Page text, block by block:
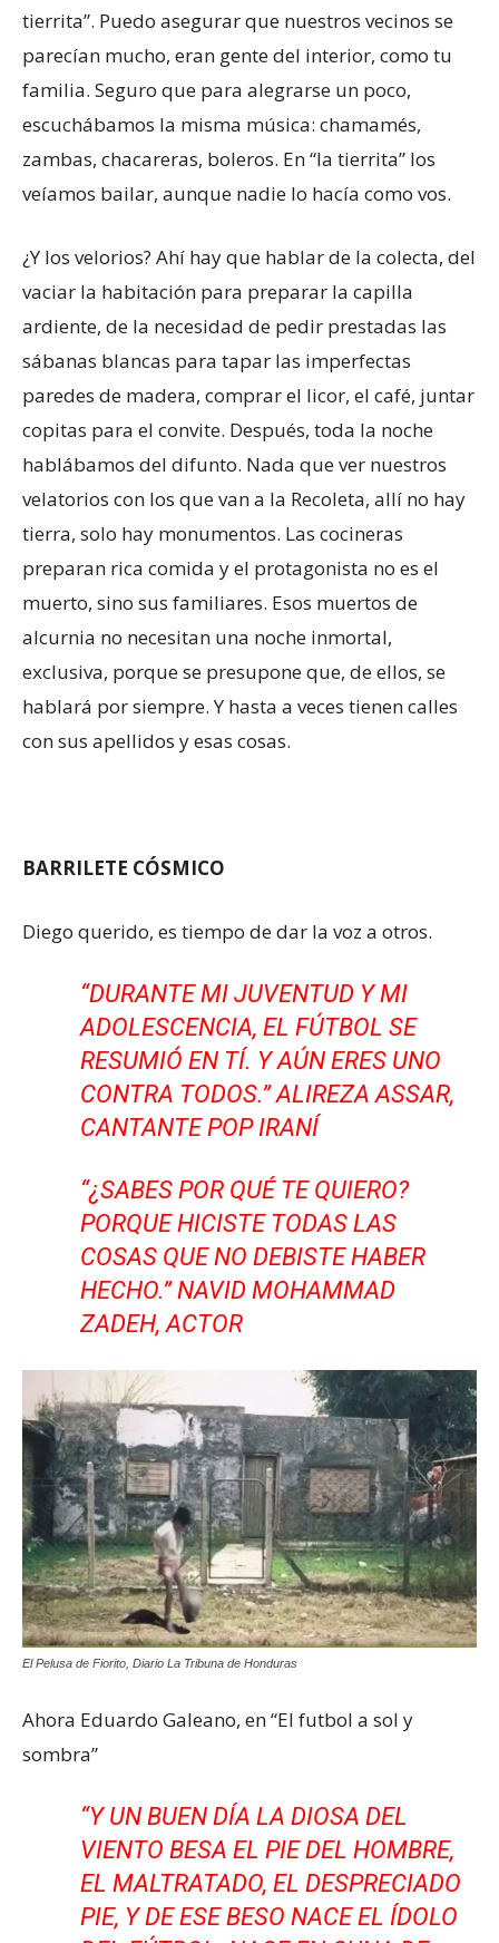
tierrita”. Puedo asegurar que nuestros vecinos se
parecían mucho, eran gente del interior, como tu
familia. Seguro que para alegrarse un poco,
escuchábamos la misma música: chamamés,
zambas, chacareras, boleros. En “la tierrita” los
veíamos bailar, aunque nadie lo hacía como vos.
¿Y los velorios? Ahí hay que hablar de la colecta, del
vaciar la habitación para preparar la capilla
ardiente, de la necesidad de pedir prestadas las
sábanas blancas para tapar las imperfectas
paredes de madera, comprar el licor, el café, juntar
copitas para el convite. Después, toda la noche
hablábamos del difunto. Nada que ver nuestros
velatorios con los que van a la Recoleta, allí no hay
tierra, solo hay monumentos. Las cocineras
preparan rica comida y el protagonista no es el
muerto, sino sus familiares. Esos muertos de
alcurnia no necesitan una noche inmortal,
exclusiva, porque se presupone que, de ellos, se
hablará por siempre. Y hasta a veces tienen calles
con sus apellidos y esas cosas.
BARRILETE CÓSMICO
Diego querido, es tiempo de dar la voz a otros.
“DURANTE MI JUVENTUD Y MI
ADOLESCENCIA, EL FÚTBOL SE
RESUMIÓ EN TÍ. Y AÚN ERES UNO
CONTRA TODOS.” ALIREZA ASSAR,
CANTANTE POP IRANÍ
“¿SABES POR QUÉ TE QUIERO?
PORQUE HICISTE TODAS LAS
COSAS QUE NO DEBISTE HABER
HECHO.” NAVID MOHAMMAD
ZADEH, ACTOR
El Pelusa de Fiorito, Diario La Tribuna de Honduras
Ahora Eduardo Galeano, en “El futbol a sol y
sombra”
“Y UN BUEN DÍA LA DIOSA DEL
VIENTO BESA EL PIE DEL HOMBRE,
EL MALTRATADO, EL DESPRECIADO
PIE, Y DE ESE BESO NACE EL ÍDOLO